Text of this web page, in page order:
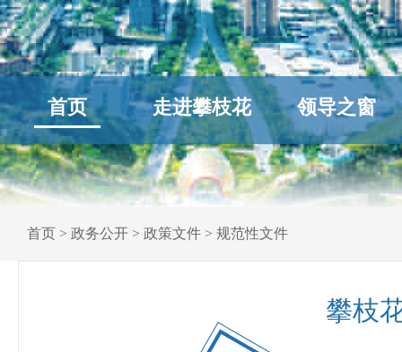
首页 走进攀枝花 领导之窗
首页 > 政务公开 > 政策文件 > 规范性文件
攀枝